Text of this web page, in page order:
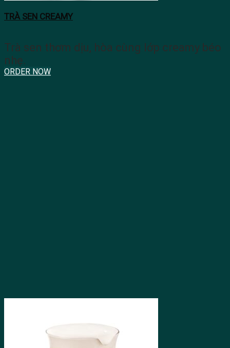
TRÀ SEN CREAMY
Trà sen thơm dịu, hòa cùng lớp creamy béo
nhẹ.
ORDER NOW